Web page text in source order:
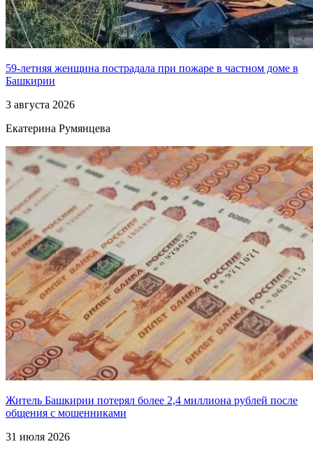
59-летняя женщина пострадала при пожаре в частном доме в
Башкирии
3 августа 2026
Екатерина Румянцева
Житель Башкирии потерял более 2,4 миллиона рублей после
общения с мошенниками
31 июля 2026